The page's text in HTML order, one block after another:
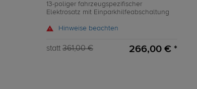
13-poliger fahrzeugspezifischer
Elektrosatz mit Einparkhilfeabschaltung
Hinweise beachten
statt 361,00 € 266,00 € *